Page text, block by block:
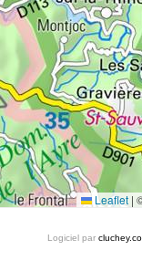
Leaflet |
Logiciel par